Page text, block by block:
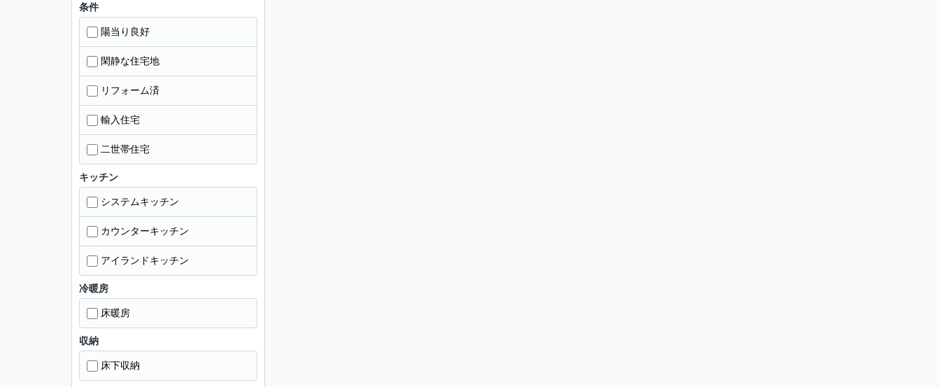
条件
陽当り良好
閑静な住宅地
リフォーム済
輸入住宅
二世帯住宅
キッチン
システムキッチン
カウンターキッチン
アイランドキッチン
冷暖房
床暖房
収納
床下収納